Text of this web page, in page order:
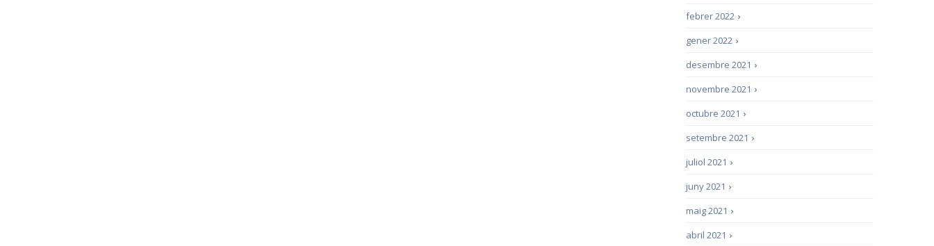
›
febrer 2022
›
gener 2022
›
desembre 2021
›
novembre 2021
›
octubre 2021
›
setembre 2021
›
juliol 2021
›
juny 2021
›
maig 2021
›
abril 2021